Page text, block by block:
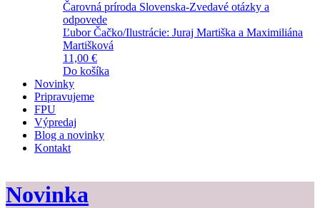
Čarovná príroda Slovenska-Zvedavé otázky a
odpovede
Ľubor Čačko/Ilustrácie: Juraj Martiška a Maximiliána
Martišková
11,00 €
Do košíka
Novinky
Pripravujeme
FPU
Výpredaj
Blog a novinky
Kontakt
Novinka